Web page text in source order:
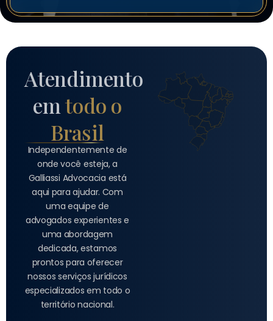
Atendimento
emtodo o
Brasil
Independentemente de
onde você esteja, a
Galliassi Advocacia está
aqui para ajudar. Com
uma equipe de
advogados experientes e
uma abordagem
dedicada, estamos
prontos para oferecer
nossos serviços jurídicos
especializados em todo o
território nacional.